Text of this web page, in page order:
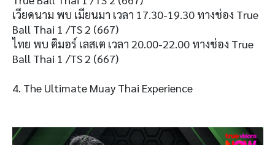
เวียดนาม พบ เมียนมา เวลา 17.30-19.30 ทางช่อง True
Ball Thai 1 /TS 2 (667)
ไทย พบ ติมอร์ เลสเต เวลา 20.00-22.00 ทางช่อง True
Ball Thai 1 /TS 2 (667)
4. The Ultimate Muay Thai Experience